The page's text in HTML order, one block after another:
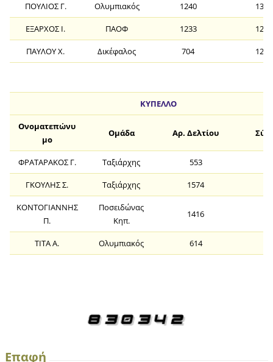
ΠΟΥΛΙΟΣ Γ. Ολυμπιακός 1240 13
ΕΞΑΡΧΟΣ Ι. ΠΑΟΦ 1233 12
ΠΑΥΛΟΥ Χ. Δικέφαλος 704 12
ΚΥΠΕΛΛΟ
Ονοματεπώνυ
μο
Ομάδα Αρ. Δελτίου
ΦΡΑΤΑΡΑΚΟΣ Γ. Ταξιάρχης 553
ΓΚΟΥΛΗΣ Σ. Ταξιάρχης 1574
ΚΟΝΤΟΓΙΑΝΝΗΣ
Π.
Ποσειδώνας
Κηπ.
1416
ΤΙΤΑ Α. Ολυμπιακός 614
Επαφή